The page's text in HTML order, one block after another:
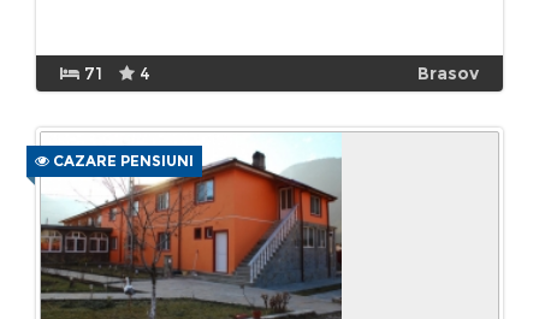
71 4 Brasov
CAZARE PENSIUNI